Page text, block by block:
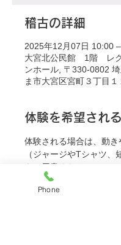
稽古の詳細
2025年12月07日 10:00
大宮北公民館 1階 レク
ンホール, 〒330-0802
ま市大宮区宮町３丁目１
体験を希望され
体験される場合は、動き
（ジャージやTシャツ、
をご用意ください。
Phone